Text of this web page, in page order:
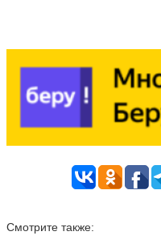
Смотрите также: